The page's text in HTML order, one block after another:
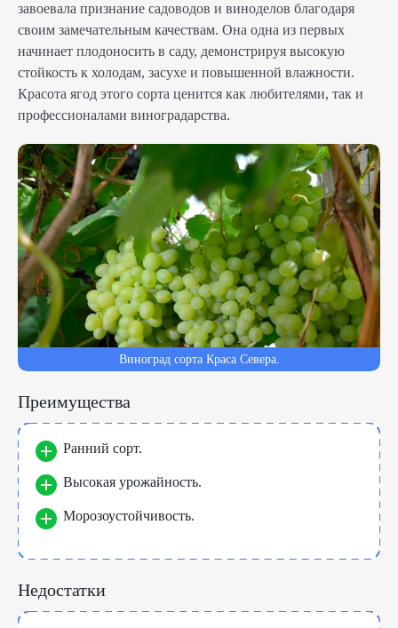
завоевала признание садоводов и виноделов благодаря
своим замечательным качествам. Она одна из первых
начинает плодоносить в саду, демонстрируя высокую
стойкость к холодам, засухе и повышенной влажности.
Красота ягод этого сорта ценится как любителями, так и
профессионалами виноградарства.
Виноград сорта Краса Севера.
Преимущества
Ранний сорт.
Высокая урожайность.
Морозоустойчивость.
Недостатки